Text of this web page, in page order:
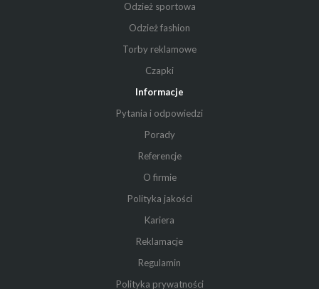
Odzież sportowa
Odzież fashion
Torby reklamowe
Czapki
Informacje
Pytania i odpowiedzi
Porady
Referencje
O firmie
Polityka jakości
Kariera
Reklamacje
Regulamin
Polityka prywatności